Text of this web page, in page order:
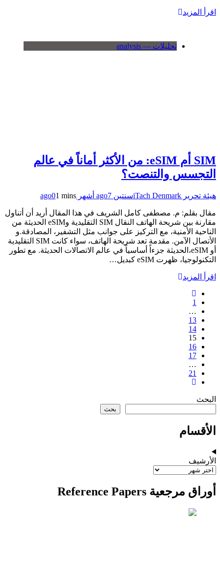
اقرأ المزيد
تحليلات — analysis
SIM أم eSIM: من الأكثر أماناً في عالم
التجسس والتنصت؟
هيئة تحرير iTach Denmark سنتين ago 7 أشهر ago 01 mins
مقال بقلم: م. مصطفى كامل الشريف في هذا المقال أريد أن أتناول
مقارنة بين شريحة الهاتف النقال SIM التقليدية وeSIM الحديثة من
الناحية الأمنية، مع التركيز على جوانب مثل التشفير، المصادقة.و
الأتصال الآمن. مقدمة تعد شريحة الهاتف، سواء كانت SIM التقليدية
أو eSIM،الحديثة جزءاً أساسياً في عالم الاتصالات الحديثة. مع تطور
التكنولوجيا، ظهرت eSIM كبديل…
اقرأ المزيد
1
…
13
14
15
16
17
…
21
البحث
بحث
الأقسام
الأرشيف
أوراق مرجعية Reference Papers